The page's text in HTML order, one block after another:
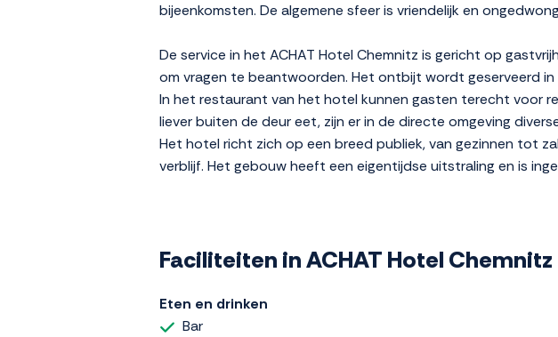
bijeenkomsten. De algemene sfeer is vriendelijk en
De service in het ACHAT Hotel Chemnitz is gericht op
om vragen te beantwoorden. Het ontbijt wordt geserveerd
In het restaurant van het hotel kunnen gasten terecht voor
liever buiten de deur eet, zijn er in de directe omgeving
Het hotel richt zich op een breed publiek, van gezinnen tot
verblijf. Het gebouw heeft een eigentijdse uitstraling en is
Faciliteiten in ACHAT Hotel Chemnitz
Eten en drinken
Bar